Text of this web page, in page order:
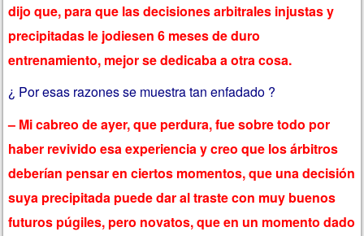
dijo que, para que las decisiones arbitrales injustas y
precipitadas le jodiesen 6 meses de duro
entrenamiento, mejor se dedicaba a otra cosa.
¿ Por esas razones se muestra tan enfadado ?
– Mi cabreo de ayer, que perdura, fue sobre todo por
haber revivido esa experiencia y creo que los árbitros
deberían pensar en ciertos momentos, que una decisión
suya precipitada puede dar al traste con muy buenos
futuros púgiles, pero novatos, que en un momento dado